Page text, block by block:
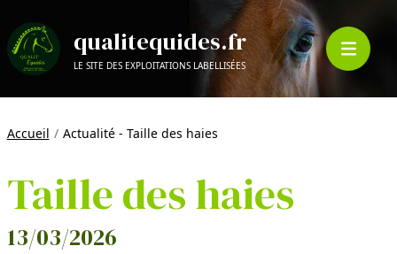
qualitequides.fr
LE SITE DES EXPLOITATIONS LABELLISÉES
Accueil Actualité - Taille des haies
Taille des haies
13/03/2026